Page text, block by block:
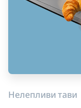
Нелепливи тави